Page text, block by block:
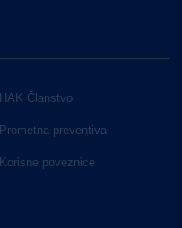
HAK Članstvo
Prometna preventiva
Korisne poveznice